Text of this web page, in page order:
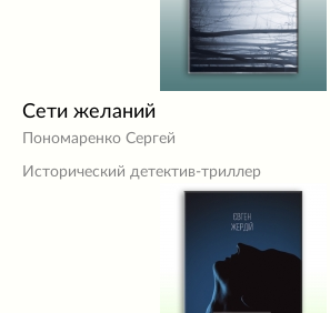
Сети желаний
Пономаренко Сергей
Исторический детектив-триллер